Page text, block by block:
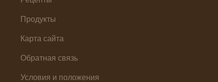
Продукты
Карта сайта
Обратная связь
Условия и положения